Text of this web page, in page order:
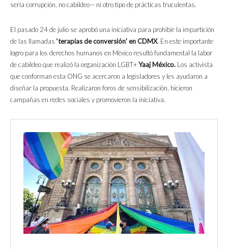
sería corrupción, no cabildeo— ni otro tipo de prácticas truculentas.
El pasado 24 de julio se aprobó una iniciativa para prohibir la impartición
de las llamadas ‘terapias de conversión’ en CDMX. En este importante
logro para los derechos humanos en México resultó fundamental la labor
de cabildeo que realizó la organización LGBT+Yaaj México. Los activista
que conforman esta ONG se acercaron a legisladores y les ayudaron a
diseñar la propuesta. Realizaron foros de sensibilización, hicieron
campañas en redes sociales y promovieron la iniciativa.